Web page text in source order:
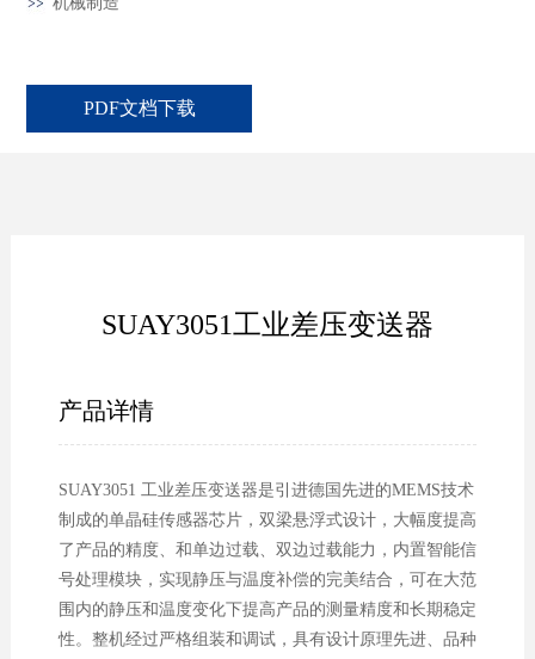
PDF文档下载
SUAY3051工业差压变送器
产品详情
SUAY3051 工业差压变送器是引进德国先进的MEMS技术
制成的单晶硅传感器芯片，双梁悬浮式设计，大幅度提高
了产品的精度、和单边过载、双边过载能力，内置智能信
号处理模块，实现静压与温度补偿的完美结合，可在大范
围内的静压和温度变化下提高产品的测量精度和长期稳定
性。整机经过严格组装和调试，具有设计原理先进、品种